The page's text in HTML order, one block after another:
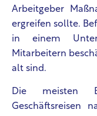
Arbeitgeber
ergreifen sollte.
in einem
Mitarbeitern
alt sind.
Die meisten
Geschäftsreisen